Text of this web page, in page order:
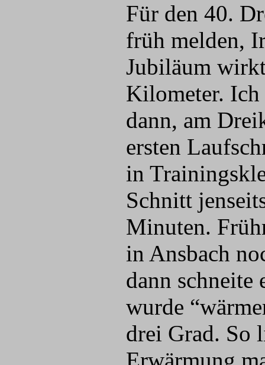
Für den 40.
früh melden,
Jubiläum
Kilometer. Ich
dann, am
ersten
in
Schnitt
Minuten.
in Ansbach
dann schneite
wurde
drei Grad. So